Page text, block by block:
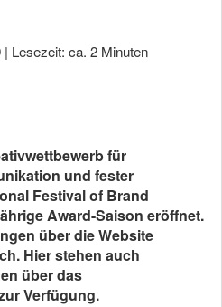
| Lesezeit: ca. 2 Minuten
für
und fester
Festival of Brand
Award-Saison eröffnet.
über die Website
Hier stehen auch
über das
Verfügung.